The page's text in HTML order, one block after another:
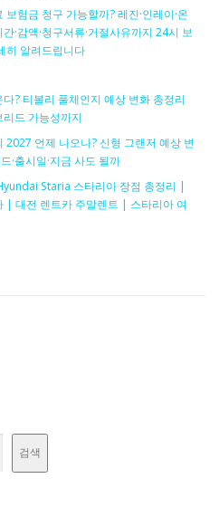
험금 청구 가능할까? 레진·인레이·온
·감액·청구서류·거절사유까지 24시 보
히 알려드립니다
? 티볼리 풀체인지 예상 변화 총정리
리드 가능성까지
2027 언제 나오나? 신형 그랜저 예상 변
·출시일·지금 사도 될까
Staria 스타리아 장점 총정리 |
| 대전 렌트카 주말렌트 | 스타리아 여
검색